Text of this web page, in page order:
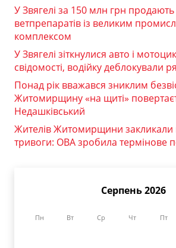
У Звягелі за 150 млн грн
ветпрепаратів із великим
комплексом
У Звягелі зіткнулися авто і
свідомості, водійку деблокували
Понад рік вважався зниклим
Житомирщину «на щиті»
Недашківський
Жителів Житомирщини закликали
тривоги: ОВА зробила термінове
Серпень 2026
Пн Вт Ср Чт Пт